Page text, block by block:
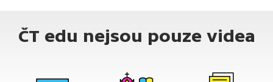
ČT edu nejsou pouze videa